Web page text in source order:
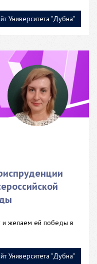
Университета "Дубна"
Университета "Дубна"
и желаем ей победы в